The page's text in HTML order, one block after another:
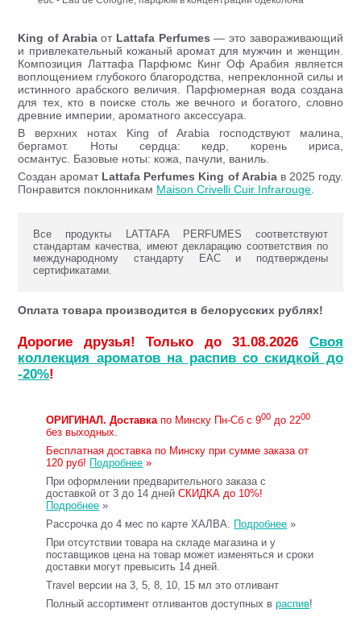
King of Arabiaот Lattafa Perfumes — это завораживающий
и привлекательный кожаный аромат для мужчин и женщин.
Композиция Латтафа Парфюмс Кинг Оф Арабия является
воплощением глубокого благородства, непреклонной силы и
истинного арабского величия. Парфюмерная вода создана
для тех, кто в поиске столь же вечного и богатого, словно
древние империи, ароматного аксессуара.
В верхних нотах King of Arabia господствуют малина,
бергамот. Ноты сердца: кедр, корень ириса,
османтус. Базовые ноты: кожа, пачули, ваниль.
Создан аромат Lattafa Perfumes King of Arabiaв 2025 году.
Понравится поклонникам Maison Crivelli Cuir Infrarouge
Все продукты LATTAFA PERFUMES соответствуют
стандартам качества, имеют декларацию соответствия по
международному стандарту ЕАС и подтверждены
сертификатами.
Оплата товара производится в белорусских рублях!
Дорогие друзья! Только до 31.08.2026 Своя
коллекция ароматов на распив со скидкой до
-20%!
ОРИГИНАЛ. Доставкапо Минску Пн-Сб с 900 до 2200
без выходных.
Бесплатная доставка по Минску при сумме заказа от
120 руб! Подробнее »
При оформлении предварительного заказа с
доставкой от 3 до 14 днейСКИДКА до 10%!
Подробнее »
Рассрочка до 4 мес по карте ХАЛВА. Подробнее »
При отсутствии товара на складе магазина и у
поставщиков цена на товар может изменяться и сроки
доставки могут превысить 14 дней.
Travel версии на 3, 5, 8, 10, 15 мл это отливант
Полный ассортимент отливантов доступных враспив!